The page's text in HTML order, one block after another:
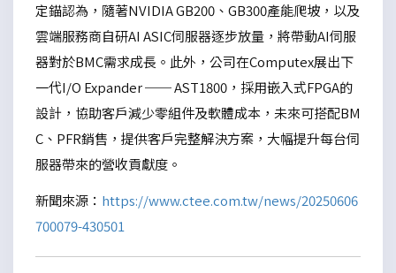
定錨認為，隨著NVIDIA GB200、GB300產能爬坡，以及
雲端服務商自研AI ASIC伺服器逐步放量，將帶動AI伺服
器對於BMC需求成長。此外，公司在Computex展出下
一代I/O Expander ── AST1800，採用嵌入式FPGA的
設計，協助客戶減少零組件及軟體成本，未來可搭配BM
C、PFR銷售，提供客戶完整解決方案，大幅提升每台伺
服器帶來的營收貢獻度。
新聞來源： https://www.ctee.com.tw/news/20250606
700079-430501